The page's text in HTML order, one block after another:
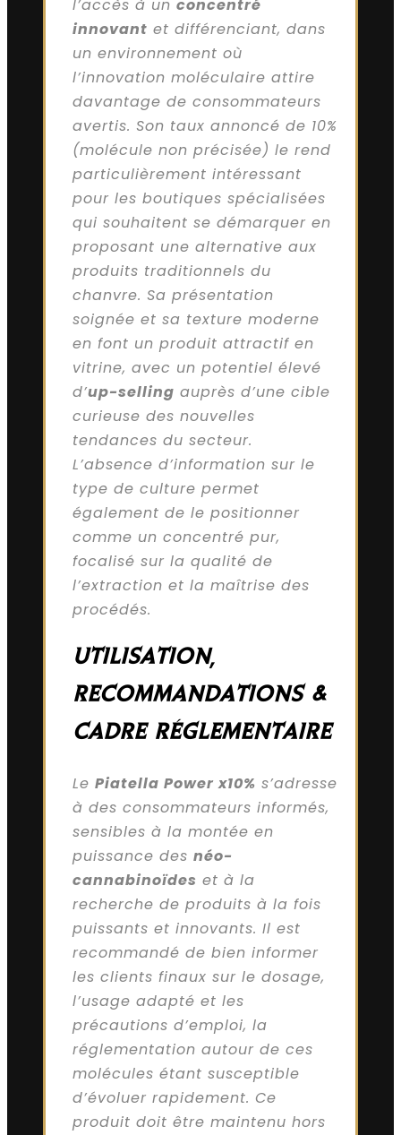
l’accès à un concentré
innovant et différenciant, dans
un environnement où
l’innovation moléculaire attire
davantage de consommateurs
avertis. Son taux annoncé de 10%
(molécule non précisée) le rend
particulièrement intéressant
pour les boutiques spécialisées
qui souhaitent se démarquer en
proposant une alternative aux
produits traditionnels du
chanvre. Sa présentation
soignée et sa texture moderne
en font un produit attractif en
vitrine, avec un potentiel élevé
d’up-selling auprès d’une cible
curieuse des nouvelles
tendances du secteur.
L’absence d’information sur le
type de culture permet
également de le positionner
comme un concentré pur,
focalisé sur la qualité de
l’extraction et la maîtrise des
procédés.
UTILISATION,
RECOMMANDATIONS &
CADRE RÉGLEMENTAIRE
Le Piatella Power x10% s’adresse
à des consommateurs informés,
sensibles à la montée en
puissance des néo-
cannabinoïdes et à la
recherche de produits à la fois
puissants et innovants. Il est
recommandé de bien informer
les clients finaux sur le dosage,
l’usage adapté et les
précautions d’emploi, la
réglementation autour de ces
molécules étant susceptible
d’évoluer rapidement. Ce
produit doit être maintenu hors